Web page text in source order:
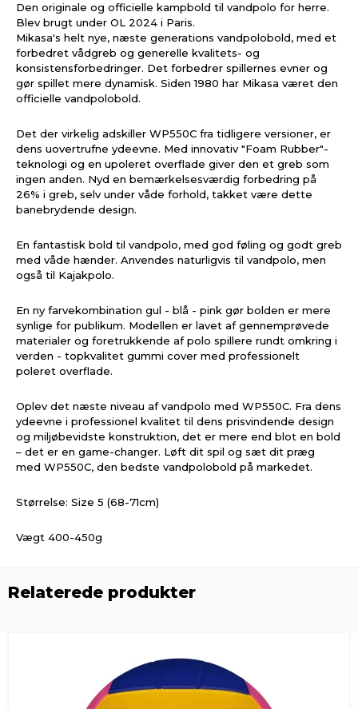
Den originale og officielle kampbold til vandpolo for herre.
Blev brugt under OL 2024 i Paris.
Mikasa's helt nye, næste generations vandpolobold, med et
forbedret vådgreb og generelle kvalitets- og
konsistensforbedringer. Det forbedrer spillernes evner og
gør spillet mere dynamisk. Siden 1980 har Mikasa været den
officielle vandpolobold.
Det der virkelig adskiller WP550C fra tidligere versioner, er
dens uovertrufne ydeevne. Med innovativ "Foam Rubber"-
teknologi og en upoleret overflade giver den et greb som
ingen anden. Nyd en bemærkelsesværdig forbedring på
26% i greb, selv under våde forhold, takket være dette
banebrydende design.
En fantastisk bold til vandpolo, med god føling og godt greb
med våde hænder. Anvendes naturligvis til vandpolo, men
også til Kajakpolo.
En ny farvekombination gul - blå - pink gør bolden er mere
synlige for publikum. Modellen er lavet af gennemprøvede
materialer og foretrukkende af polo spillere rundt omkring i
verden - topkvalitet gummi cover med professionelt
poleret overflade.
Oplev det næste niveau af vandpolo med WP550C. Fra dens
ydeevne i professionel kvalitet til dens prisvindende design
og miljøbevidste konstruktion, det er mere end blot en bold
– det er en game-changer. Løft dit spil og sæt dit præg
med WP550C, den bedste vandpolobold på markedet.
Størrelse: Size 5 (68-71cm)
Vægt 400-450g
Relaterede produkter